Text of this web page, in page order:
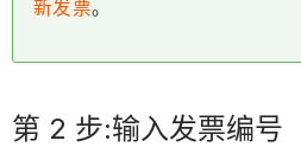
新发票。
第 2 步:输入发票编号